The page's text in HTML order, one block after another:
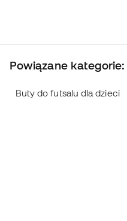
Powiązane kategorie:
Buty do futsalu dla dzieci